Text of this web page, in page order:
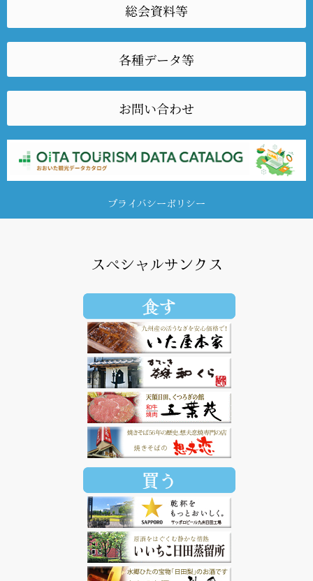
総会資料等
各種データ等
お問い合わせ
プライバシーポリシー
スペシャルサンクス